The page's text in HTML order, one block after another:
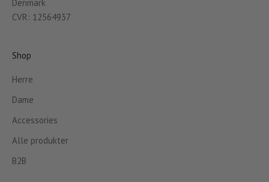
Denmark
CVR: 12564937
Shop
Herre
Dame
Accessories
Alle produkter
B2B